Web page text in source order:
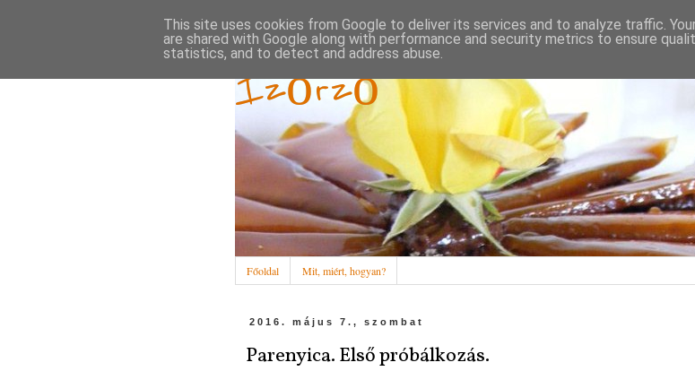
Ízőrző
Főoldal Mit, miért, hogyan?
2016. május 7., szombat
Parenyica. Első próbálkozás.
This site uses cookies from Google to deliver its services and to analyze traffic.
are shared with Google along with performance and security metrics to ensure
statistics, and to detect and address abuse.